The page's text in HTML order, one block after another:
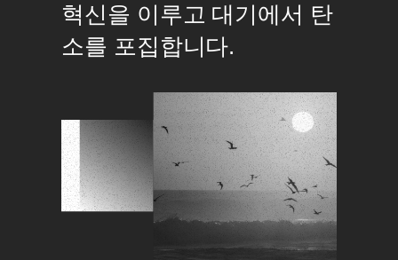
혁신을 이루고 대기에서 탄
소를 포집합니다.